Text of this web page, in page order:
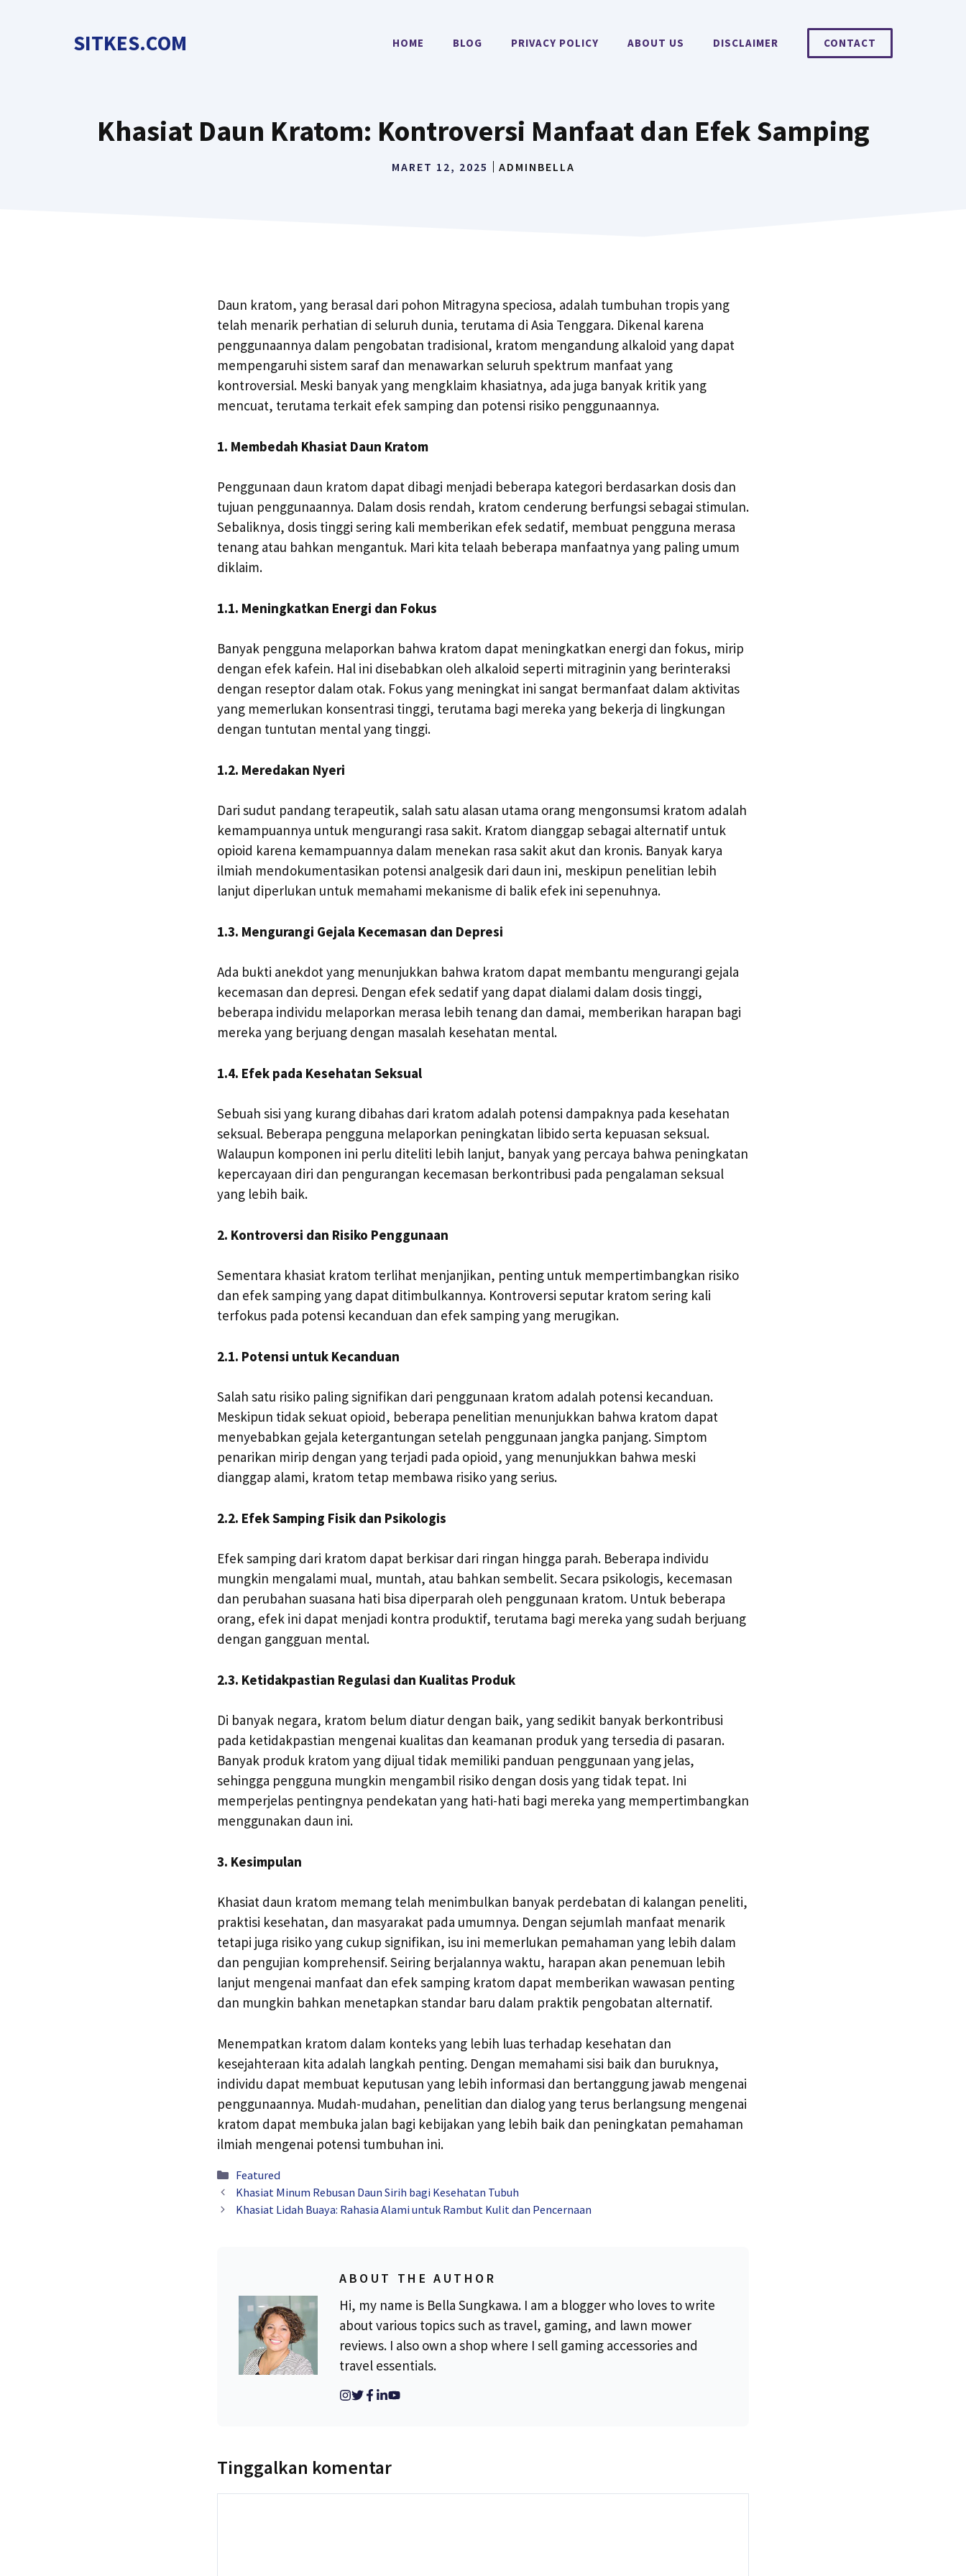
SITKES.COM HOME BLOG PRIVACY POLICY ABOUT US DISCLAIMER CONTACT
Khasiat Daun Kratom: Kontroversi Manfaat dan Efek Samping
MARET 12, 2025 ADMINBELLA
Daun kratom, yang berasal dari pohon Mitragyna speciosa, adalah tumbuhan tropis yang
telah menarik perhatian di seluruh dunia, terutama di Asia Tenggara. Dikenal karena
penggunaannya dalam pengobatan tradisional, kratom mengandung alkaloid yang dapat
mempengaruhi sistem saraf dan menawarkan seluruh spektrum manfaat yang
kontroversial. Meski banyak yang mengklaim khasiatnya, ada juga banyak kritik yang
mencuat, terutama terkait efek samping dan potensi risiko penggunaannya.
1. Membedah Khasiat Daun Kratom
Penggunaan daun kratom dapat dibagi menjadi beberapa kategori berdasarkan dosis dan
tujuan penggunaannya. Dalam dosis rendah, kratom cenderung berfungsi sebagai stimulan.
Sebaliknya, dosis tinggi sering kali memberikan efek sedatif, membuat pengguna merasa
tenang atau bahkan mengantuk. Mari kita telaah beberapa manfaatnya yang paling umum
diklaim.
1.1. Meningkatkan Energi dan Fokus
Banyak pengguna melaporkan bahwa kratom dapat meningkatkan energi dan fokus, mirip
dengan efek kafein. Hal ini disebabkan oleh alkaloid seperti mitraginin yang berinteraksi
dengan reseptor dalam otak. Fokus yang meningkat ini sangat bermanfaat dalam aktivitas
yang memerlukan konsentrasi tinggi, terutama bagi mereka yang bekerja di lingkungan
dengan tuntutan mental yang tinggi.
1.2. Meredakan Nyeri
Dari sudut pandang terapeutik, salah satu alasan utama orang mengonsumsi kratom adalah
kemampuannya untuk mengurangi rasa sakit. Kratom dianggap sebagai alternatif untuk
opioid karena kemampuannya dalam menekan rasa sakit akut dan kronis. Banyak karya
ilmiah mendokumentasikan potensi analgesik dari daun ini, meskipun penelitian lebih
lanjut diperlukan untuk memahami mekanisme di balik efek ini sepenuhnya.
1.3. Mengurangi Gejala Kecemasan dan Depresi
Ada bukti anekdot yang menunjukkan bahwa kratom dapat membantu mengurangi gejala
kecemasan dan depresi. Dengan efek sedatif yang dapat dialami dalam dosis tinggi,
beberapa individu melaporkan merasa lebih tenang dan damai, memberikan harapan bagi
mereka yang berjuang dengan masalah kesehatan mental.
1.4. Efek pada Kesehatan Seksual
Sebuah sisi yang kurang dibahas dari kratom adalah potensi dampaknya pada kesehatan
seksual. Beberapa pengguna melaporkan peningkatan libido serta kepuasan seksual.
Walaupun komponen ini perlu diteliti lebih lanjut, banyak yang percaya bahwa peningkatan
kepercayaan diri dan pengurangan kecemasan berkontribusi pada pengalaman seksual
yang lebih baik.
2. Kontroversi dan Risiko Penggunaan
Sementara khasiat kratom terlihat menjanjikan, penting untuk mempertimbangkan risiko
dan efek samping yang dapat ditimbulkannya. Kontroversi seputar kratom sering kali
terfokus pada potensi kecanduan dan efek samping yang merugikan.
2.1. Potensi untuk Kecanduan
Salah satu risiko paling signifikan dari penggunaan kratom adalah potensi kecanduan.
Meskipun tidak sekuat opioid, beberapa penelitian menunjukkan bahwa kratom dapat
menyebabkan gejala ketergantungan setelah penggunaan jangka panjang. Simptom
penarikan mirip dengan yang terjadi pada opioid, yang menunjukkan bahwa meski
dianggap alami, kratom tetap membawa risiko yang serius.
2.2. Efek Samping Fisik dan Psikologis
Efek samping dari kratom dapat berkisar dari ringan hingga parah. Beberapa individu
mungkin mengalami mual, muntah, atau bahkan sembelit. Secara psikologis, kecemasan
dan perubahan suasana hati bisa diperparah oleh penggunaan kratom. Untuk beberapa
orang, efek ini dapat menjadi kontra produktif, terutama bagi mereka yang sudah berjuang
dengan gangguan mental.
2.3. Ketidakpastian Regulasi dan Kualitas Produk
Di banyak negara, kratom belum diatur dengan baik, yang sedikit banyak berkontribusi
pada ketidakpastian mengenai kualitas dan keamanan produk yang tersedia di pasaran.
Banyak produk kratom yang dijual tidak memiliki panduan penggunaan yang jelas,
sehingga pengguna mungkin mengambil risiko dengan dosis yang tidak tepat. Ini
memperjelas pentingnya pendekatan yang hati-hati bagi mereka yang mempertimbangkan
menggunakan daun ini.
3. Kesimpulan
Khasiat daun kratom memang telah menimbulkan banyak perdebatan di kalangan peneliti,
praktisi kesehatan, dan masyarakat pada umumnya. Dengan sejumlah manfaat menarik
tetapi juga risiko yang cukup signifikan, isu ini memerlukan pemahaman yang lebih dalam
dan pengujian komprehensif. Seiring berjalannya waktu, harapan akan penemuan lebih
lanjut mengenai manfaat dan efek samping kratom dapat memberikan wawasan penting
dan mungkin bahkan menetapkan standar baru dalam praktik pengobatan alternatif.
Menempatkan kratom dalam konteks yang lebih luas terhadap kesehatan dan
kesejahteraan kita adalah langkah penting. Dengan memahami sisi baik dan buruknya,
individu dapat membuat keputusan yang lebih informasi dan bertanggung jawab mengenai
penggunaannya. Mudah-mudahan, penelitian dan dialog yang terus berlangsung mengenai
kratom dapat membuka jalan bagi kebijakan yang lebih baik dan peningkatan pemahaman
ilmiah mengenai potensi tumbuhan ini.
Kategori
Featured
Khasiat Minum Rebusan Daun Sirih bagi Kesehatan Tubuh
Khasiat Lidah Buaya: Rahasia Alami untuk Rambut Kulit dan Pencernaan
ABOUT THE AUTHOR
Hi, my name is Bella Sungkawa. I am a blogger who loves to write
about various topics such as travel, gaming, and lawn mower
reviews. I also own a shop where I sell gaming accessories and
travel essentials.
Tinggalkan komentar